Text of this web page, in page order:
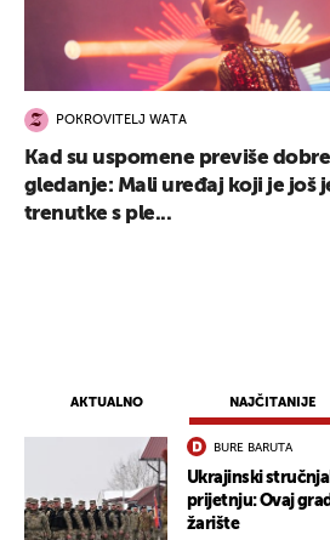
AKTUALNO NAJČITANIJE
BURE BARUTA
Ukrajinski
prijetnju: Ovaj
žarište
POKROVITELJ WATA
Kad su uspomene previše
gledanje: Mali uređaj koji je još
trenutke s ple...